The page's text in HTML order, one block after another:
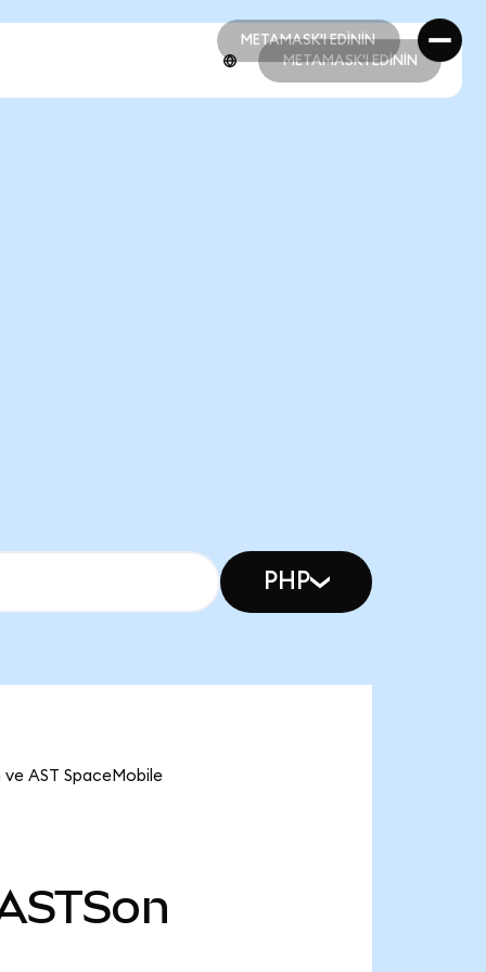
METAMASK'I EDİNİN
METAMASK'I EDİNİN
METAMASK'I EDİNİN
PHP
ve AST SpaceMobile